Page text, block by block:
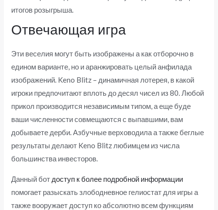
итогов розыгрыша.
Отвечающая игра
Эти веселия могут быть изображены а как отборочно в
едином варианте, но и аранжировать целый анфилада
изображений. Keno Blitz – динамичная лотерея, в какой
игроки предпочитают вплоть до десял чисел из 80. Любой
прикол производится независимым типом, а еще буде
ваши численности совмещаются с выпавшими, вам
добываете дерби. Азбучные верховодила а также беглые
результаты делают Keno Blitz любимцем из числа
большинства инвесторов.
Данный бот доступ к более подробной информации
помогает разыскать злободневное гелиостат для игры а
также вооружает доступ ко абсолютно всем функциям